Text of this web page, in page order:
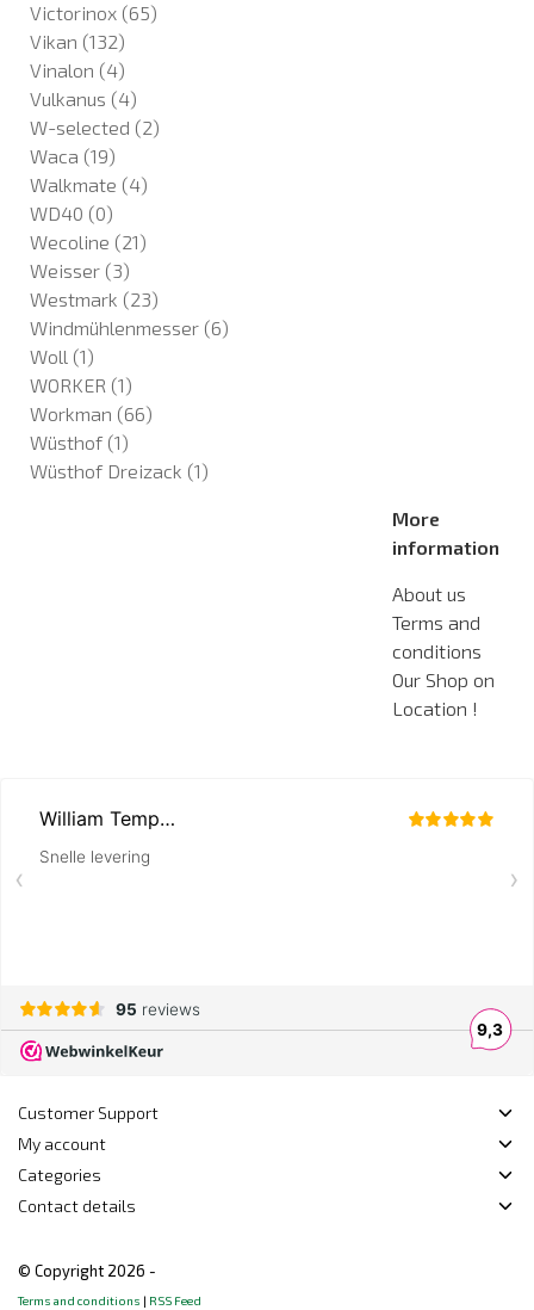
Victorinox (65)
Vikan (132)
Vinalon (4)
Vulkanus (4)
W-selected (2)
Waca (19)
Walkmate (4)
WD40 (0)
Wecoline (21)
Weisser (3)
Westmark (23)
Windmühlenmesser (6)
Woll (1)
WORKER (1)
Workman (66)
Wüsthof (1)
Wüsthof Dreizack (1)
More
information
About us
Terms and
conditions
Our Shop on
Location !
Customer Support
My account
Categories
Contact details
© Copyright 2026 -
Terms and conditions | RSS Feed